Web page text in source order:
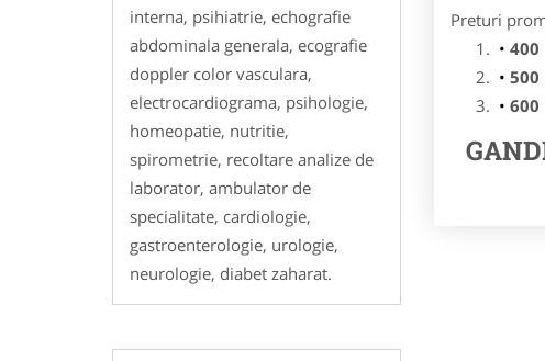
interna, psihiatrie, echografie
abdominala generala, ecografie
doppler color vasculara,
electrocardiograma, psihologie,
homeopatie, nutritie,
spirometrie, recoltare analize de
laborator, ambulator de
specialitate, cardiologie,
gastroenterologie, urologie,
neurologie, diabet zaharat.
Preturi